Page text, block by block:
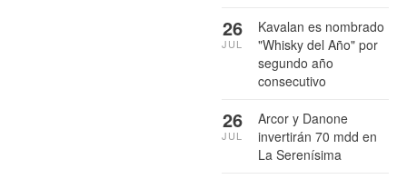
Kavalan es nombrado
"Whisky del Año" por
segundo año
consecutivo
26
JUL
Arcor y Danone
invertirán 70 mdd en
La Serenísima
26
JUL